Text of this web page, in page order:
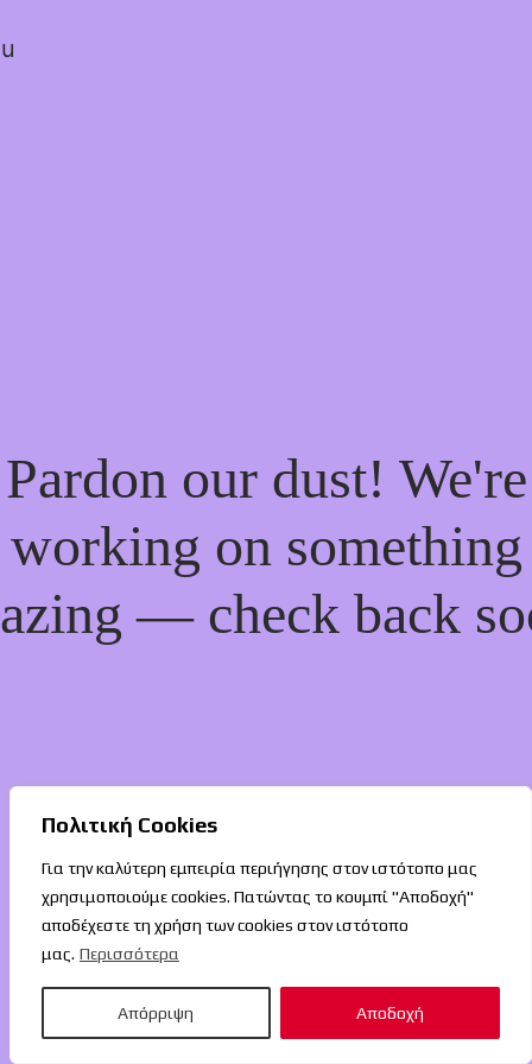
Πολιτική Cookies
Για την καλύτερη εμπειρία περιήγησης στον ιστότοπο μας
χρησιμοποιούμε cookies. Πατώντας το κουμπί "Αποδοχή"
αποδέχεστε τη χρήση των cookies στον ιστότοπο
μας. Περισσότερα
Απόρριψη Αποδοχή
Pardon our dust! We're
working on something
— check back